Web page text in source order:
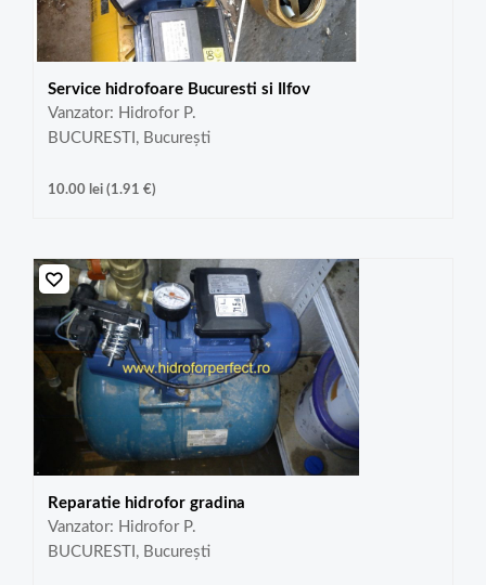
Service hidrofoare Bucuresti si Ilfov
Vanzator: Hidrofor P.
BUCURESTI, București
10.00 lei(1.91 €)
Reparatie hidrofor gradina
Vanzator: Hidrofor P.
BUCURESTI, București